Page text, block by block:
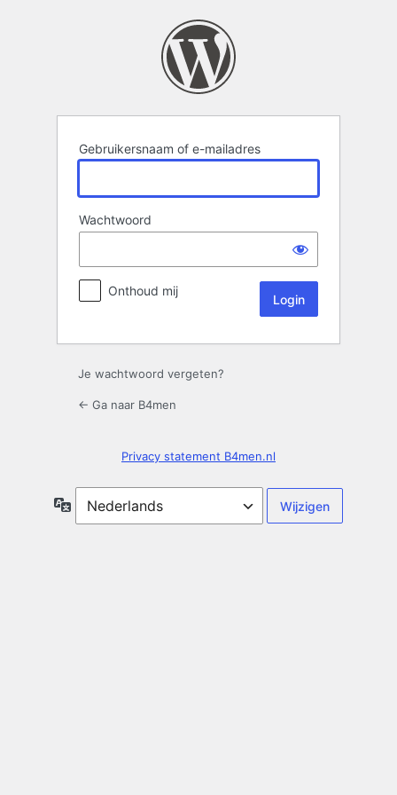
Gebruikersnaam of e-mailadres
Wachtwoord
Onthoud mij
Je wachtwoord vergeten?
← Ga naar B4men
Privacy statement B4men.nl
Taal